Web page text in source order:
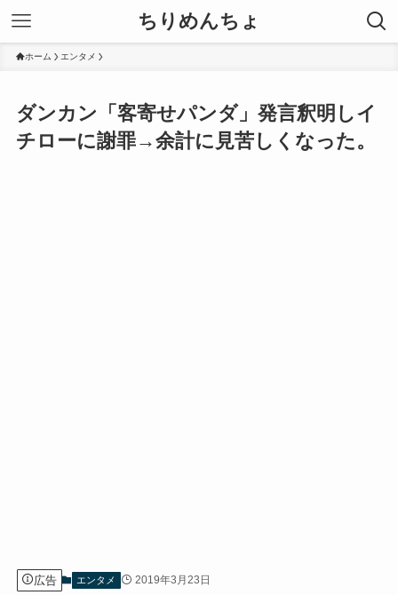
ちりめんちょ
ホーム エンタメ
ダンカン「客寄せパンダ」発言釈明しイ
チローに謝罪→余計に見苦しくなった。
広告 エンタメ 2019年3月23日